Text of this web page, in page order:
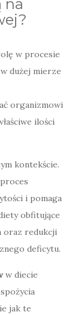
na
w procesie
dużej mierze
organizmowi
ilości
kontekście.
i pomaga
obfitujące
oraz redukcji
deficytu.
w diecie
jak te